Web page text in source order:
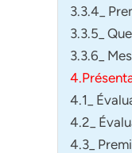
3.3.4_
3.3.5_
3.3.6_
4.1_
4.2_
4.3_